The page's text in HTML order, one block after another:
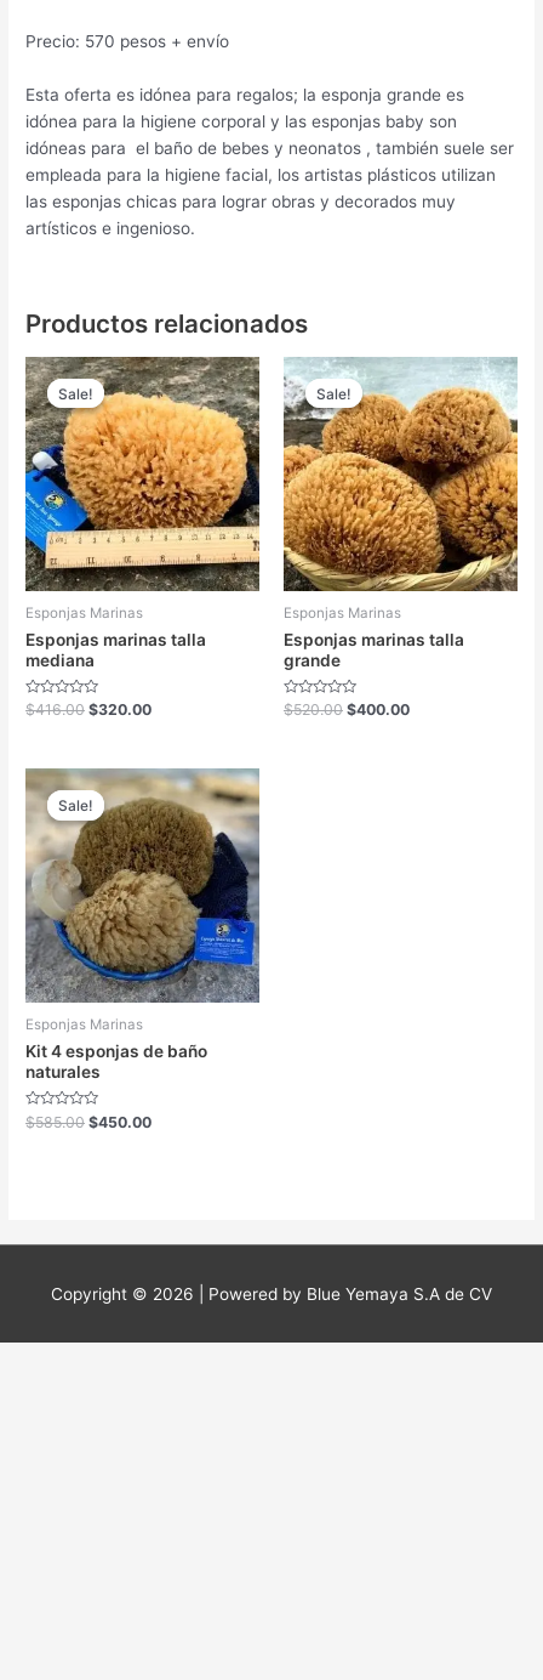
Precio: 570 pesos + envío
Esta oferta es idónea para regalos; la esponja grande es
idónea para la higiene corporal y las esponjas baby son
idóneas para el baño de bebes y neonatos , también suele ser
empleada para la higiene facial, los artistas plásticos utilizan
las esponjas chicas para lograr obras y decorados muy
artísticos e ingenioso.
Productos relacionados
Sale!
Sale!
Esponjas Marinas
Esponjas marinas talla
mediana
Valorado
en
$416.00 $320.00
Sale!
Sale!
Esponjas Marinas
Esponjas marinas talla
grande
Valorado
en
$520.00 $400.00
Sale!
Sale!
Esponjas Marinas
Kit 4 esponjas de baño
naturales
Valorado
en
$585.00 $450.00
Copyright © 2026 | Powered by Blue Yemaya S.A de CV